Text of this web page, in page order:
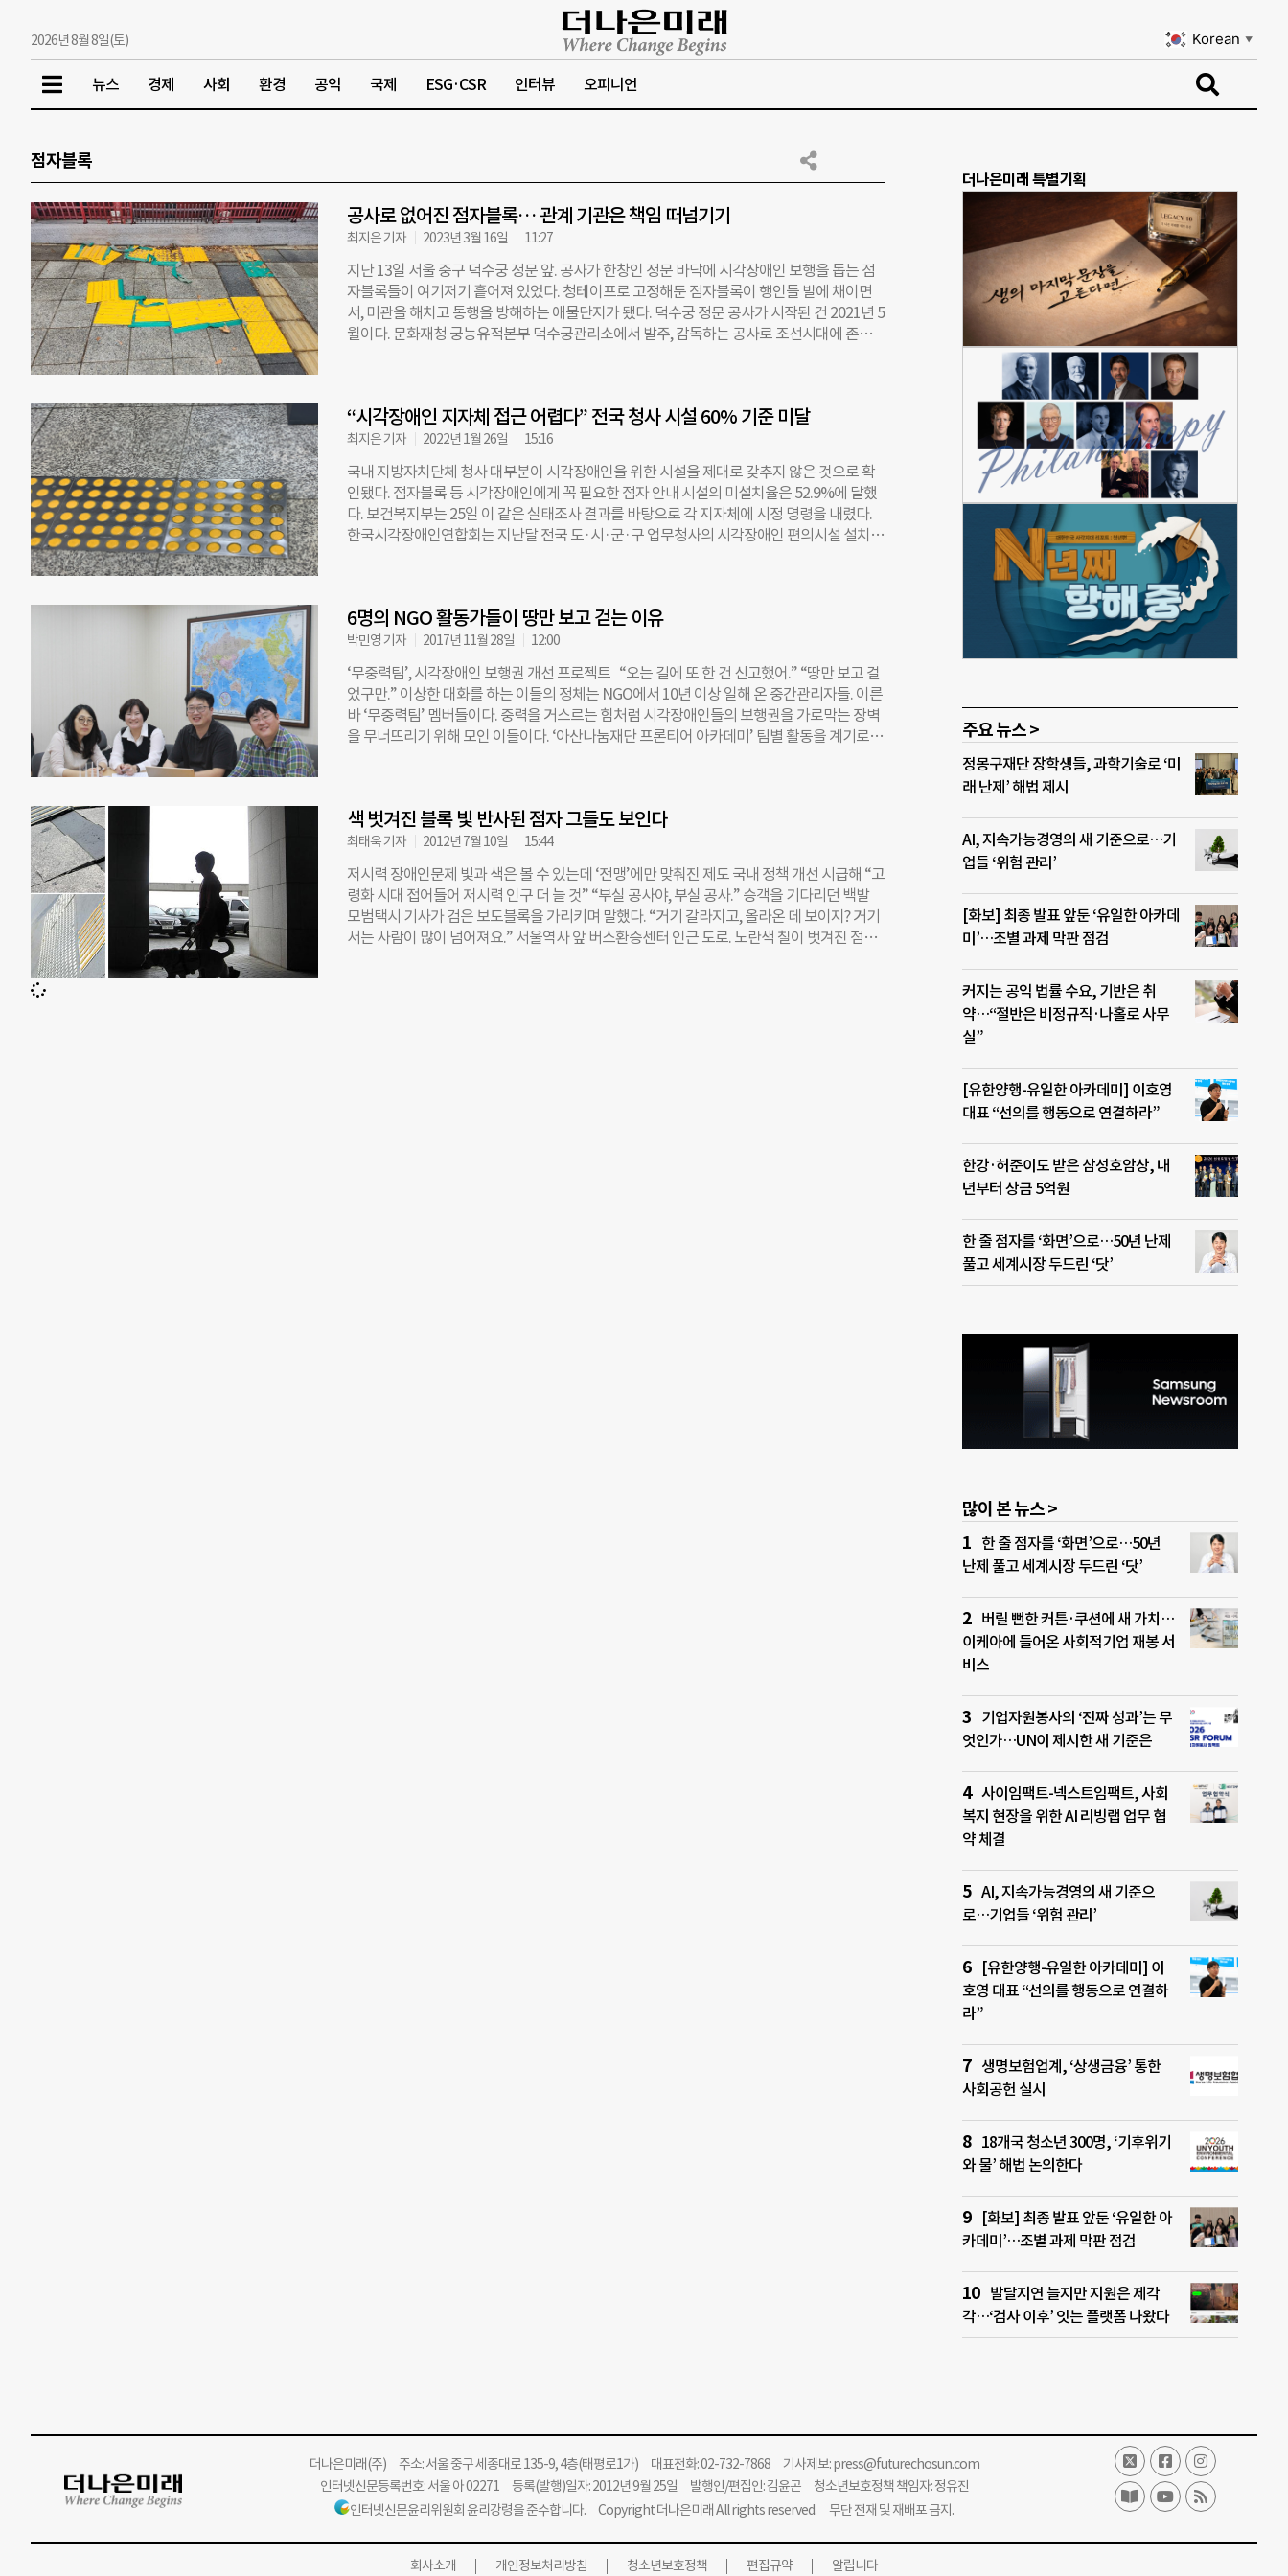
2026년 8월 8일(토) Korean ▼
뉴스 경제 사회 환경 공익 국제 ESG·CSR 인터뷰 오피니언
점자블록
공사로 없어진 점자블록… 관계 기관은 책임 떠넘기기
최지은 기자 2023년 3월 16일 11:27
지난 13일 서울 중구 덕수궁 정문 앞. 공사가 한창인 정문 바닥에 시각장애인 보행을 돕는 점
자블록들이 여기저기 흩어져 있었다. 청테이프로 고정해둔 점자블록이 행인들 발에 채이면
서, 미관을 해치고 통행을 방해하는 애물단지가 됐다. 덕수궁 정문 공사가 시작된 건 2021년 5
월이다. 문화재청 궁능유적본부 덕수궁관리소에서 발주, 감독하는 공사로 조선시대에 존재
우회하는 점자블록은 올해 초 마련됐다. 이마저도 청테이프로 고정한 미봉책이었다. 얼마 지
나지 않아 점자블록 조각이 떨어져 나갔다. 이 상태로 한 달 넘게 방치되던 점자블록은 지난
14일에야 복구됐다. 공사를 시작한 지 1년 9개월 만에 바닥에 고정된 점자블록이 마련된 것이
다. 점자블록 관리 부실 논란은 어제오늘 일이 아니다. 점자블록이 중간에 뚝 끊기거나 깨진
경우, 아예 설치되지 않은 장소가 여전히 많아 시각장애인들은 불편을 호소한다. 이번과 같이
보도 상황에 변경이 발생한 경우에는 관리 공백이 더욱 커진다. 공사를 시작하거나, 불법 천막
이라도 설치된 경우에는 기관 간에 ‘책임 떠넘기기’가 일어난다. 책임 공방 속에서 시각장애
제1항에는 ‘인공구조물이나 물건, 그 밖의 시설을 신설·개축·변경 또는 제거하거나 그 밖의
목적으로
“시각장애인 지자체 접근 어렵다” 전국 청사 시설 60% 기준 미달
최지은 기자 2022년 1월 26일 15:16
국내 지방자치단체 청사 대부분이 시각장애인을 위한 시설을 제대로 갖추지 않은 것으로 확
인됐다. 점자블록 등 시각장애인에게 꼭 필요한 점자 안내 시설의 미설치율은 52.9%에 달했
다. 보건복지부는 25일 이 같은 실태조사 결과를 바탕으로 각 지자체에 시정 명령을 내렸다.
한국시각장애인연합회는 지난달 전국 도·시·군·구 업무청사의 시각장애인 편의시설 설치
단차 제거 등) ▲내부시설(문·복도·승강기·에스컬레이터 사용 편의) ▲위생시설(화장실) ▲
안내시설(점자블록, 경보·피난 설비) ▲비치용품(점자 업무 안내 책자, 8배율 이상 확대경) 등
으로 구분해 시행됐다. 이 중 위생시설의 적정설치율이 15.1%로 가장 열악했다. 다음은 안내
시설(26.7%), 비치용품(33.1%), 매개시설(47.9%), 내부시설(48.7%) 순으로 미흡했다. 특히
주요 시각장애인 편의시설인 점자블록, 점자 표지판, 점자 안내판 등의 적정설치율은 28.1%
로 매우 낮았다. 미설치율도 52.9%로 높게 나타나 개선이 필요한 상태였다. 지역별로는 충북
소재 청사의 적정설치율이 31.9%로 17개 지역 중 가장 낮았다. 경북 소재 청사도 미설치율이
된다”고 지적했다. 보건복지부는 “이번 조사결과를 토대로 잘못 설치된 편의시설은 올바르
게 설치하도록 조치하고, 미설치된 곳은 조속히 설치할 수 있도록 25일 전국 지자체에 시정명
령을 했다”고 밝혔다. 시정명령을 받은 지자체는 올해 상반기까지 조치한 후 결과를
6명의 NGO 활동가들이 땅만 보고 걷는 이유
박민영 기자 2017년 11월 28일 12:00
‘무중력팀’, 시각장애인 보행권 개선 프로젝트 “오는 길에 또 한 건 신고했어.” “땅만 보고 걸
었구만.” 이상한 대화를 하는 이들의 정체는 NGO에서 10년 이상 일해 온 중간관리자들. 이른
바 ‘무중력팀’ 멤버들이다. 중력을 거스르는 힘처럼 시각장애인들의 보행권을 가로막는 장벽
을 무너뜨리기 위해 모인 이들이다. ‘아산나눔재단 프론티어 아카데미’ 팀별 활동을 계기로
린이재단 후원자마케팅 팀장, 이상엽(38) 사랑의 장기기증운동본부 사랑온라인팀 팀장이 주
인공이다. 그들은 왜 이 프로젝트에 뛰어들었을까. ◇서울시 불편신고 앱에 접수된 ‘노원구
월계 2동 보도블록’ “20년 전, 제가 살던 일산에서 잘못된 보도블록 문제가 큰 반향을 일으켰
음에도 지금까지 개선되지 않았습니다. 만약 교통표지판이 잘못 설치된 채 바뀌지 않았다면
전국적으로 난리가 났을 겁니다.” 이창신 사회복지사는 무중력팀이 ‘시각장애인 보행권 개선
프로젝트’를 시작한 이유를 설명했다. 무중력 팀은 잘못 설치된 점자블록을 시민들이 직접 행
자부와 서울시 앱에 신고하도록 하는 프로젝트를 진행 중이다. 서울시에서 발견한 점자블록
색 벗겨진 블록 빛 반사된 점자 그들도 보인다
최태욱 기자 2012년 7월 10일 15:44
저시력 장애인문제 빛과 색은 볼 수 있는데 ‘전맹’에만 맞춰진 제도 국내 정책 개선 시급해 “고
령화 시대 접어들어 저시력 인구 더 늘 것” “부실 공사야, 부실 공사.” 승객을 기다리던 백발
모범택시 기사가 검은 보도블록을 가리키며 말했다. “거기 갈라지고, 올라온 데 보이지? 거기
서는 사람이 많이 넘어져요.” 서울역사 앞 버스환승센터 인근 도로. 노란색 칠이 벗겨진 점자
더나은미래 특별기획
주요 뉴스 >
정몽구재단 장학생들, 과학기술로 ‘미
래 난제’ 해법 제시
AI, 지속가능경영의 새 기준으로…기
업들 ‘위험 관리’
[화보] 최종 발표 앞둔 ‘유일한 아카데
미’…조별 과제 막판 점검
커지는 공익 법률 수요, 기반은 취
약…“절반은 비정규직·나홀로 사무
실”
[유한양행-유일한 아카데미] 이호영
대표 “선의를 행동으로 연결하라”
한강·허준이도 받은 삼성호암상, 내
년부터 상금 5억원
한 줄 점자를 ‘화면’으로…50년 난제
풀고 세계시장 두드린 ‘닷’
많이 본 뉴스 >
한 줄 점자를 ‘화면’으로…50년
난제 풀고 세계시장 두드린 ‘닷’
버릴 뻔한 커튼·쿠션에 새 가치…
이케아에 들어온 사회적기업 재봉 서
비스
기업자원봉사의 ‘진짜 성과’는 무
엇인가…UN이 제시한 새 기준은
사이임팩트-넥스트임팩트, 사회
복지 현장을 위한 AI 리빙랩 업무 협
약 체결
AI, 지속가능경영의 새 기준으
로…기업들 ‘위험 관리’
[유한양행-유일한 아카데미] 이
호영 대표 “선의를 행동으로 연결하
라”
생명보험업계, ‘상생금융’ 통한
사회공헌 실시
18개국 청소년 300명, ‘기후위기
와 물’ 해법 논의한다
[화보] 최종 발표 앞둔 ‘유일한 아
카데미’…조별 과제 막판 점검
발달지연 늘지만 지원은 제각
각…‘검사 이후’ 잇는 플랫폼 나왔다
더나은미래(주)주소: 서울 중구 세종대로 135-9, 4층(태평로1가) 대표전화: 02-732-7868 기사제보:press@futurechosun.com
인터넷신문등록번호: 서울 아 02271 등록(발행)일자: 2012년 9월 25일 발행인/편집인: 김윤곤 청소년보호정책 책임자: 정유진
인터넷신문윤리위원회 윤리강령을 준수합니다. Copyright 더나은미래 All rights reserved. 무단 전재 및 재배포 금지.
회사소개 개인정보처리방침 청소년보호정책 편집규약 알립니다